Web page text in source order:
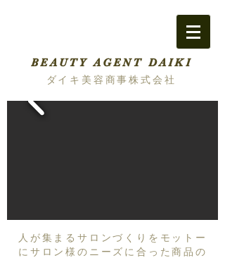
BEAUTY AGENT DAIKI
ダイキ美容商事株式会社
人が集まるサロンづくりをモットー
にサロン様のニーズに合った商品の